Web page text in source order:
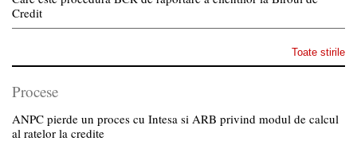
Credit
Toate stirile
Procese
ANPC pierde un proces cu Intesa si ARB privind modul de calcul
al ratelor la credite